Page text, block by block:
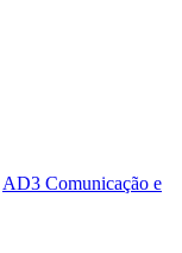
AD3 Comunicação e